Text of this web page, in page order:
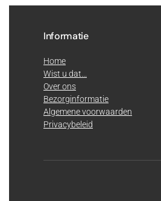
Informatie
Home
Wist u dat...
Over ons
Bezorginformatie
Algemene voorwaarden
Privacybeleid